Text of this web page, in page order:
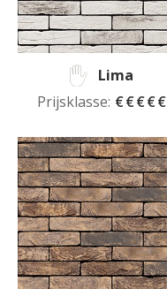
Lima
Prijsklasse: €€€€€